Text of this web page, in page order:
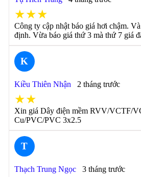
★★★
Công ty cập nhật báo giá hơi chậm.
định. Vừa báo giá thứ 3 mà thứ 7 giá
K
Kiều Thiên Nhận 2 tháng trước
★★
Xin giá Dây điện mềm RVV/VCTF/
Cu/PVC/PVC 3x2.5
T
Thạch Trung Ngọc 3 tháng trước